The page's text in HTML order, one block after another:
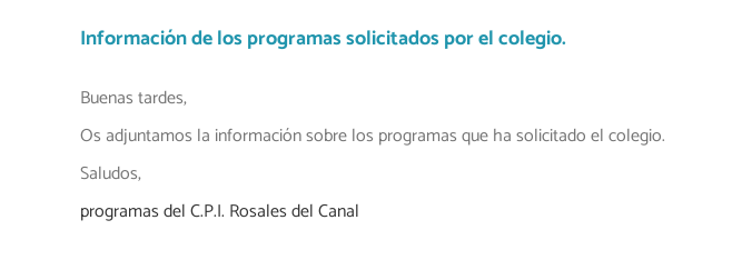
Información de los programas solicitados por el colegio.
Buenas tardes,
Os adjuntamos la información sobre los programas que ha solicitado el colegio.
Saludos,
programas del C.P.I. Rosales del Canal